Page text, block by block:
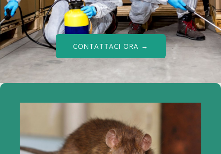
CONTATTACI ORA →